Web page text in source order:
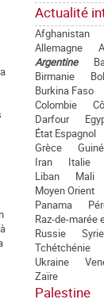
Actualité
Afghanistan
Allemagne
Argentine
Birmanie
Burkina Faso
Colombie
Darfour
État Espagnol
Grèce
Iran
Italie
Liban
Mali
Moyen Orient
Panama
Raz-de-marée
Russie
Syrie
Tchétchénie
Ukraine
Zaïre
Palestine